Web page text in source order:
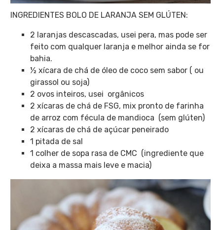
INGREDIENTES BOLO DE LARANJA SEM GLÚTEN:
2 laranjas descascadas, usei pera, mas pode ser
feito com qualquer laranja e melhor ainda se for
bahia.
½ xícara de chá de óleo de coco sem sabor ( ou
girassol ou soja)
2 ovos inteiros, usei orgânicos
2 xícaras de chá de FSG, mix pronto de farinha
de arroz com fécula de mandioca (sem glúten)
2 xícaras de chá de açúcar peneirado
1 pitada de sal
1 colher de sopa rasa de CMC (ingrediente que
deixa a massa mais leve e macia)